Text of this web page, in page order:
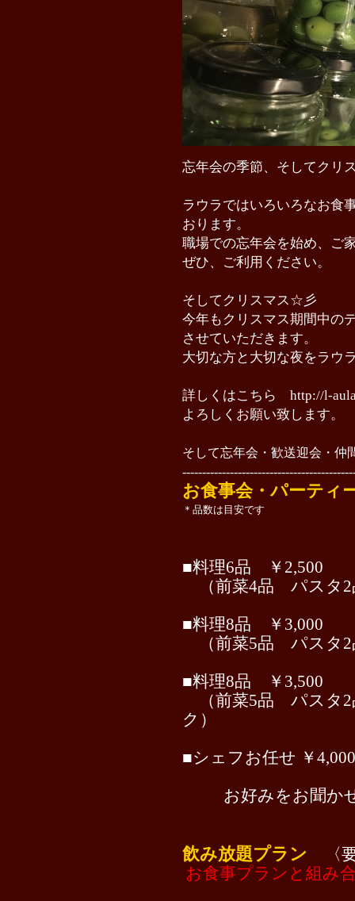
忘年会の季節、そしてクリ
ラウラではいろいろなお食
おります。
職場での忘年会を始め、ご
ぜひ、ご利用ください。
そしてクリスマス☆彡
今年もクリスマス期間中の
させていただきます。
大切な方と大切な夜をラウ
詳しくはこちら http://l-
よろしくお願い致します。
そして忘年会・歓送迎会・仲
お食事会・パーテ
＊品数は目安です
■料理6品 ￥2,500
（前菜4品 パスタ
■料理8品 ￥3,000
（前菜5品 パスタ
■料理8品 ￥3,500
（前菜5品 パスタ
ク）
■シェフお任せ ￥
お好みをお聞か
飲み放題プラン
〈
お食事プランと組み